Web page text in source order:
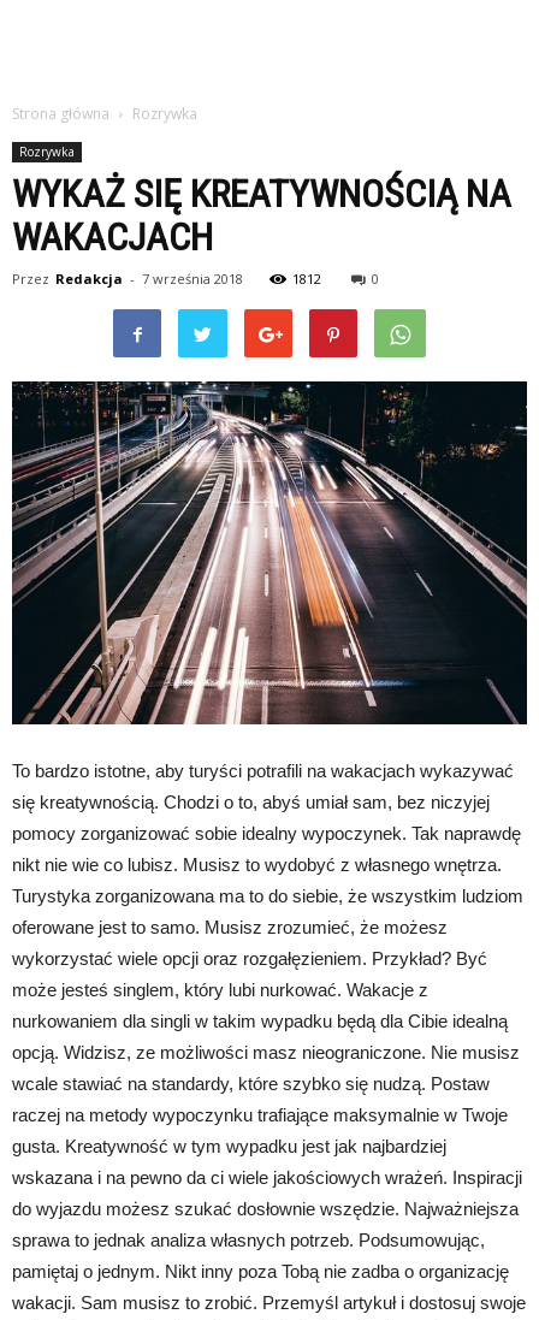
Strona główna Rozrywka
Rozrywka
WYKAŻ SIĘ KREATYWNOŚCIĄ NA
WAKACJACH
Przez Redakcja - 7 września 2018 1812 0
To bardzo istotne, aby turyści potrafili na wakacjach wykazywać
się kreatywnością. Chodzi o to, abyś umiał sam, bez niczyjej
pomocy zorganizować sobie idealny wypoczynek. Tak naprawdę
nikt nie wie co lubisz. Musisz to wydobyć z własnego wnętrza.
Turystyka zorganizowana ma to do siebie, że wszystkim ludziom
oferowane jest to samo. Musisz zrozumieć, że możesz
wykorzystać wiele opcji oraz rozgałęzieniem. Przykład? Być
może jesteś singlem, który lubi nurkować. Wakacje z
nurkowaniem dla singli w takim wypadku będą dla Cibie idealną
opcją. Widzisz, ze możliwości masz nieograniczone. Nie musisz
wcale stawiać na standardy, które szybko się nudzą. Postaw
raczej na metody wypoczynku trafiające maksymalnie w Twoje
gusta. Kreatywność w tym wypadku jest jak najbardziej
wskazana i na pewno da ci wiele jakościowych wrażeń. Inspiracji
do wyjazdu możesz szukać dosłownie wszędzie. Najważniejsza
sprawa to jednak analiza własnych potrzeb. Podsumowując,
pamiętaj o jednym. Nikt inny poza Tobą nie zadba o organizację
wakacji. Sam musisz to zrobić. Przemyśl artykuł i dostosuj swoje